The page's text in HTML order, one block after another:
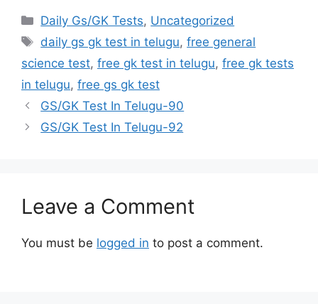
Categories
Daily Gs/GK Tests, Uncategorized
Tags
daily gs gk test in telugu,free general
science test, free gk test in telugu, free gk tests
in telugu, free gs gk test
GS/GK Test In Telugu-90
GS/GK Test In Telugu-92
Leave a Comment
You must be logged in to post a comment.